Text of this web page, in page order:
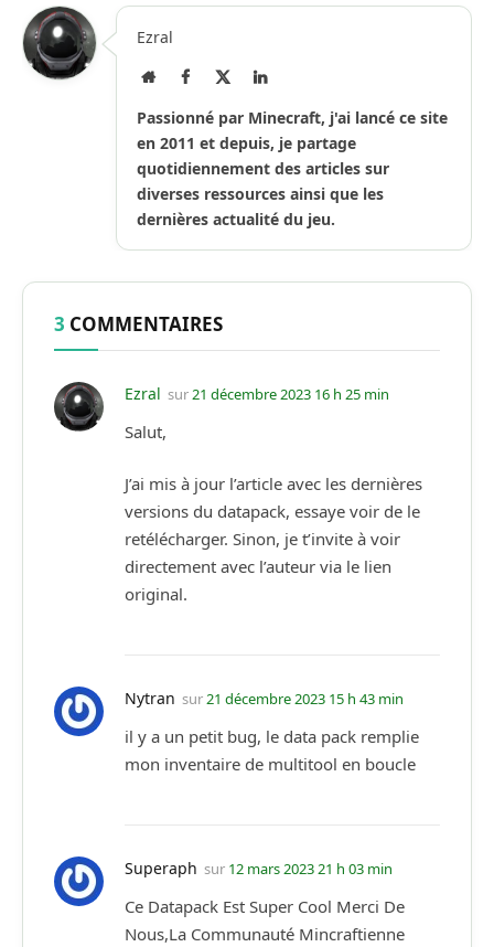
Ezral
Site
Facebook
X
LinkedIn
Passionné par Minecraft, j'ai lancé ce site
en 2011 et depuis, je partage
quotidiennement des articles sur
diverses ressources ainsi que les
dernières actualité du jeu.
3 COMMENTAIRES
Ezral sur21 décembre 2023 16 h 25 min
Salut,
J’ai mis à jour l’article avec les dernières
versions du datapack, essaye voir de le
retélécharger. Sinon, je t’invite à voir
directement avec l’auteur via le lien
original.
Nytran sur21 décembre 2023 15 h 43 min
il y a un petit bug, le data pack remplie
mon inventaire de multitool en boucle
Superaph sur 12 mars 2023 21 h 03 min
Ce Datapack Est Super Cool Merci De
Nous,La Communauté Mincraftienne